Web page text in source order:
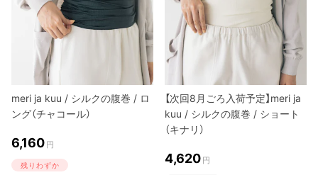
meri ja kuu / シルクの腹巻 / ロ
ング（チャコール）
6,160 円
残りわずか
【次回8月ごろ入荷予定】meri ja
kuu / シルクの腹巻 / ショート
（キナリ）
4,620 円